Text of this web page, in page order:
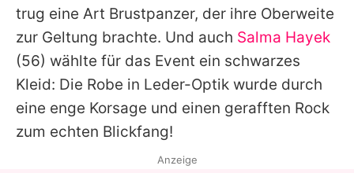
trug eine Art Brustpanzer, der ihre Oberweite
zur Geltung brachte. Und auch Salma Hayek
(56) wählte für das Event ein schwarzes
Kleid: Die Robe in Leder-Optik wurde durch
eine enge Korsage und einen gerafften Rock
zum echten Blickfang!
Anzeige